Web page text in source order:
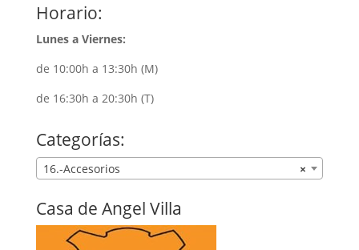
Horario:
Lunes a Viernes:
de 10:00h a 13:30h (M)
de 16:30h a 20:30h (T)
Categorías:
×
16.-Accesorios
Casa de Angel Villa